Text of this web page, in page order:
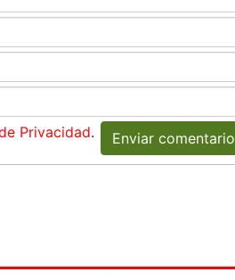
Privacidad. Enviar comentario